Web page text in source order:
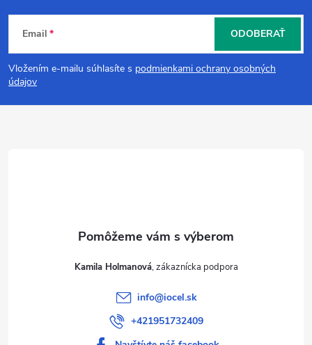
Z
á
p
Email
Vložením e-mailu súhlasíte s podmienkami ochrany osobných
údajov
ODOBERAŤ
Kamila Holmanová
info@iocel.sk
+421951732409